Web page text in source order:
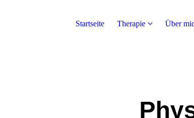
Startseite Therapie Über